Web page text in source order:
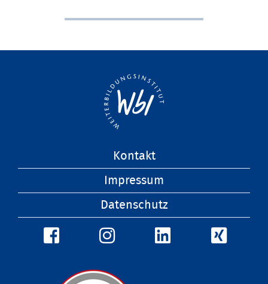
Kontakt
Impressum
Datenschutz